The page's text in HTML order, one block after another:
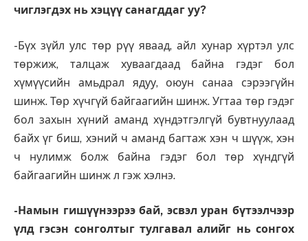
чиглэгдэх нь хэцүү санагддаг уу?
-Бүх зүйл улс төр рүү яваад, айл хунар хүртэл улс
төржиж, талцаж хуваагдаад байна гэдэг бол
хүмүүсийн амьдрал ядуу, оюун санаа сэрээгүйн
шинж. Төр хүчгүй байгаагийн шинж. Угтаа төр гэдэг
бол захын хүний аманд хүндэтгэлгүй бувтнуулаад
байх үг биш, хэний ч аманд багтаж хэн ч шүүж, хэн
ч нулимж болж байна гэдэг бол төр хүндгүй
байгаагийн шинж л гэж хэлнэ.
-Намын гишүүнээрээ бай, эсвэл уран бүтээлчээр
үлд гэсэн сонголтыг тулгавал алийг нь сонгох